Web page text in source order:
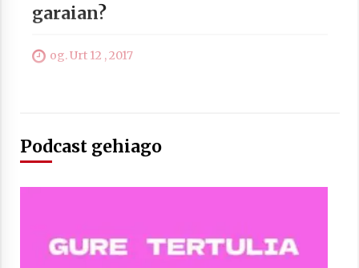
Arrosaren laburpen bideoa Hamaika
Telebistaren eskutik
garaian?
og. Urt 12 , 2017
Podcast gehiago